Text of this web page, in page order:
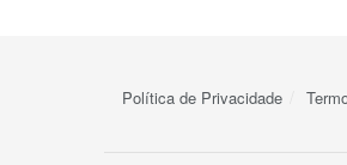
Política de Privacidade